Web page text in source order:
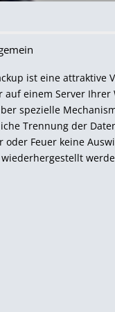
ist eine
auf einem Server
spezielle
Trennung der
oder Feuer keine